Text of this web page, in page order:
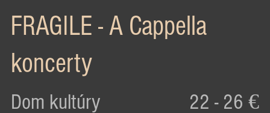
FRAGILE - A Cappella
koncerty
Dom kultúry 22 - 26 €